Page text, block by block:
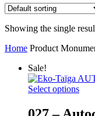
Showing the single
Home Product
Sale!
Select options